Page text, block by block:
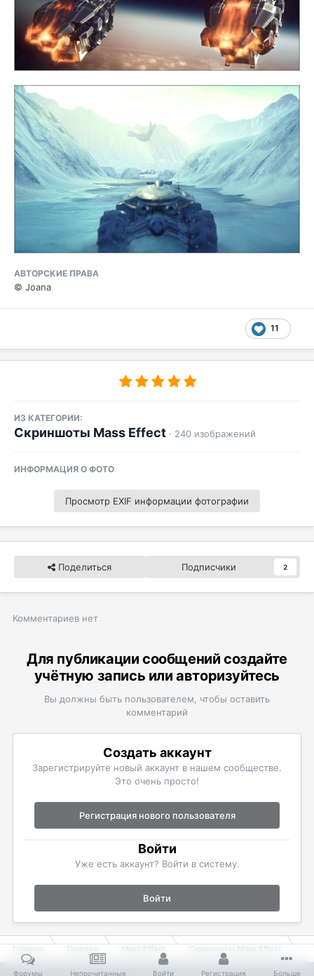
АВТОРСКИЕ ПРАВА
© Joana
11
ИЗ КАТЕГОРИИ:
Скриншоты Mass Effect · 240 изображений
ИНФОРМАЦИЯ О ФОТО
Просмотр EXIF информации фотографии
Поделиться Подписчики 2
Комментариев нет
Для публикации сообщений создайте
учётную запись или авторизуйтесь
Вы должны быть пользователем, чтобы оставить
комментарий
Создать аккаунт
Зарегистрируйте новый аккаунт в нашем сообществе.
Это очень просто!
Регистрация нового пользователя
Войти
Уже есть аккаунт? Войти в систему.
Войти
Форумы Непрочитанные Войти Регистрация Больше